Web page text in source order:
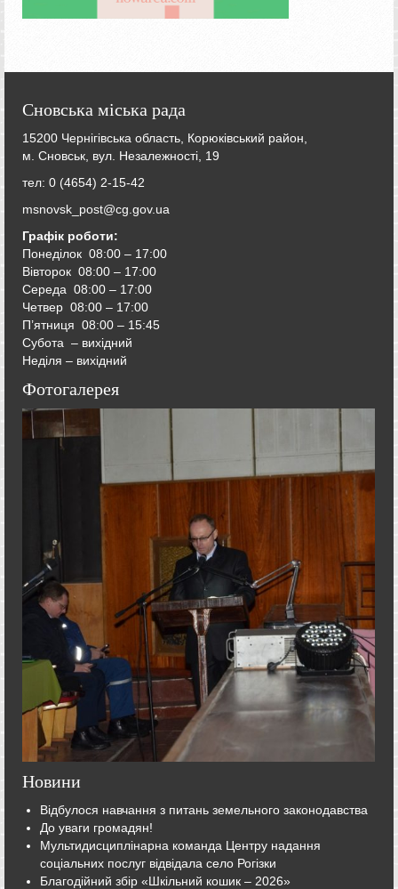
Сновська міська рада
15200 Чернігівська область, Корюківський район,
м. Сновськ, вул. Незалежності, 19
тел: 0 (4654) 2-15-42
msnovsk_post@cg.gov.ua
Графік роботи:
Понеділок 08:00 – 17:00
Вівторок 08:00 – 17:00
Середа 08:00 – 17:00
Четвер 08:00 – 17:00
П’ятниця 08:00 – 15:45
Субота – вихідний
Неділя – вихідний
Фотогалерея
Новини
Відбулося навчання з питань земельного законодавства
До уваги громадян!
Мультидисциплінарна команда Центру надання
соціальних послуг відвідала село Рогізки
Благодійний збір «Шкільний кошик – 2026»